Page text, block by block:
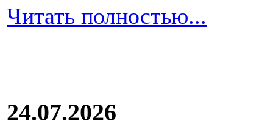
Читать полностью...
24.07.2026